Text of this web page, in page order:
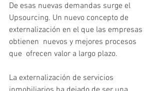
De esas nuevas demandas surge el
Upsourcing. Un nuevo concepto de
externalización en el que las empresas
obtienen  nuevos y mejores procesos
que  ofrecen valor a largo plazo.
La externalización de servicios